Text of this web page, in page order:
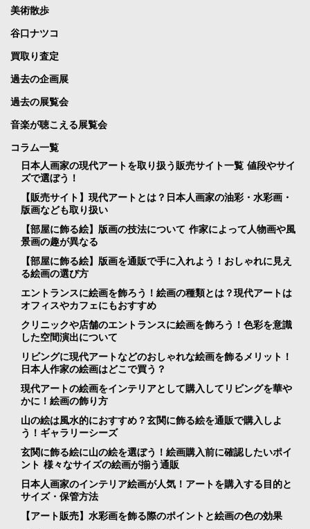
美術散歩
谷口ナツコ
買取り査定
過去の企画展
過去の展覧会
音楽が聴こえる展覧会
コラム一覧
日本人画家の現代アートを取り扱う販売サイト一覧 値段やサイ
ズで選ぼう！
【販売サイト】現代アートとは？日本人画家の油彩・水彩画・
版画なども取り扱い
【部屋に飾る絵】版画の技法について 作家によって人物画や風
景画の趣が異なる
【部屋に飾る絵】版画を通販で手に入れよう！おしゃれに見え
る絵画の選び方
エントランスに絵画を飾ろう！絵画の種類とは？現代アートは
オフィスやカフェにもおすすめ
クリニックや店舗のエントランスに絵画を飾ろう！色彩を意識
した空間演出について
リビングに現代アートなどのおしゃれな絵画を飾るメリット！
日本人作家の絵画はどこで買う？
現代アートの絵画をインテリアとして購入してリビングを華や
かに！絵画の飾り方
山の絵は風水的におすすめ？玄関に飾る絵を通販で購入しよ
う！ギャラリーシーズ
玄関に飾る絵に山の絵を選ぼう！絵画購入前に確認したいポイ
ント 様々なサイズの絵画が揃う通販
日本人画家のインテリア絵画が人気！アートを購入する目的と
サイズ・保管方法
【アート販売】水彩画を飾る際のポイントと絵画の色の効果